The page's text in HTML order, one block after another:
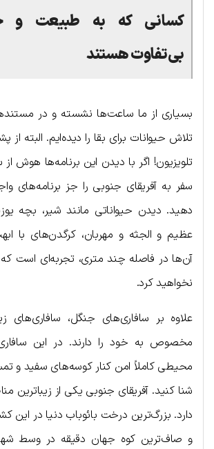
کسانی که به طبیعت و
بی‌تفاوت هستند
بسیاری از ما ساعت‌ها نشسته و در
تلاش حیوانات برای بقا را دیده‌ایم. البته
تلویزیون! اگر با دیدن این برنامه‌ها هوش
سفر به آفریقای جنوبی را جز برنامه‌های
دهید. دیدن حیواناتی مانند شیر، بچه
عظیم و الجثه و مهربان، کرگدن‌های با
آن‌ها در فاصله چند متری، تجربه‌ای است
نخواهید کرد.
علاوه بر سافاری‌های جنگل، سافاری‌های
مخصوص به خود را دارند. در این
محیطی کاملاً امن کنار کوسه‌های سفید و
شنا کنید. آفریقای جنوبی یکی از زیباترین
دارد. بزرگ‌ترین درخت بائوباب دنیا در این
و صاف‌ترین کوه جهان دقیقه در وسط